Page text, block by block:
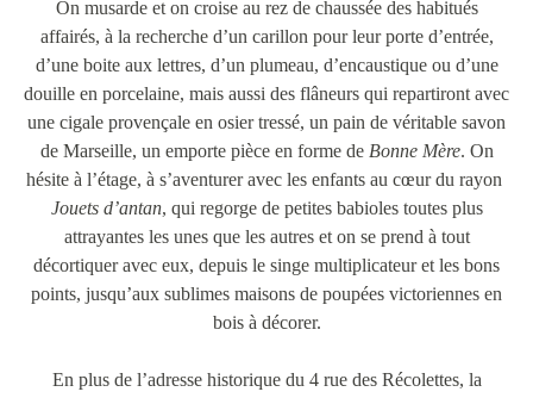
On musarde et on croise au rez de chaussée des habitués
affairés, à la recherche d’un carillon pour leur porte d’entrée,
d’une boite aux lettres, d’un plumeau, d’encaustique ou d’une
douille en porcelaine, mais aussi des flâneurs qui repartiront avec
une cigale provençale en osier tressé, un pain de véritable savon
de Marseille, un emporte pièce en forme de Bonne Mère. On
hésite à l’étage, à s’aventurer avec les enfants au cœur du rayon
Jouets d’antan, qui regorge de petites babioles toutes plus
attrayantes les unes que les autres et on se prend à tout
décortiquer avec eux, depuis le singe multiplicateur et les bons
points, jusqu’aux sublimes maisons de poupées victoriennes en
bois à décorer.
En plus de l’adresse historique du 4 rue des Récolettes, la